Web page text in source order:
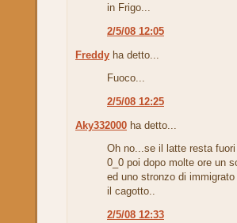
in Frigo...
2/5/08 12:05
Freddy ha detto...
Fuoco...
2/5/08 12:25
Aky332000 ha detto...
Oh no...se il latte resta
0_0 poi dopo molte ore un
ed uno stronzo di
il cagotto..
2/5/08 12:33